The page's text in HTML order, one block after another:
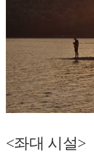
<좌대 시설>